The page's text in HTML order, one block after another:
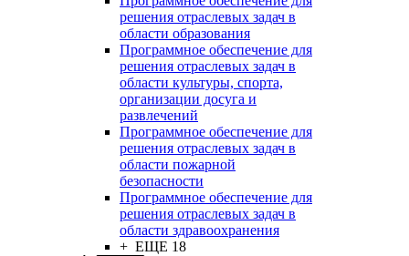
решения отраслевых задач в
области образования
Программное обеспечение для
решения отраслевых задач в
области культуры, спорта,
организации досуга и
развлечений
Программное обеспечение для
решения отраслевых задач в
области пожарной
безопасности
Программное обеспечение для
решения отраслевых задач в
области здравоохранения
+ ЕЩЕ 18